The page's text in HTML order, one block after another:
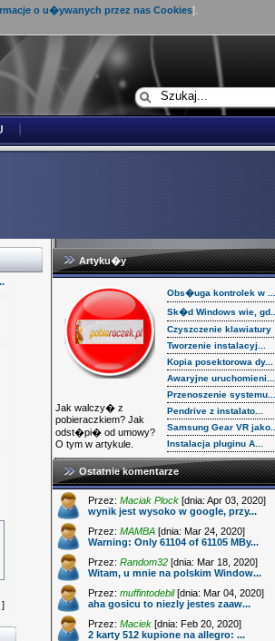
o u�ywanych przez nas Cookies].
]
Artyku�y
Jak walczy� z
pobieraczkiem? Jak
odst�pi� od umowy?
O tym w artykule.
Obs�uga kontrolek w ...
Sk�d Windows wie, gd...
Czyszczenie klawiatury
Tworzenie instalacyj...
Kopia posektorowa dy...
Awaryjne uruchomieni...
Przenoszenie systemu...
Pendrive z instalato...
Samsung Gear VR jako...
Instalacja pluginu A...
Ostatnie komentarze
Przez: Maciak Plock [dnia: Apr 03, 2020]
wynik jest wysoko w google, przy...
Przez: MAMBA [dnia: Mar 24, 2020]
Warning: Only 61104 of 61105 MBy...
Przez: Random32 [dnia: Mar 18, 2020]
Witam, u mnie na polskim Window...
Przez: muffintodebil[dnia: Mar 04, 2020]
aha gosicu to niezly jestes zaaw...
Przez: Maciek [dnia: Feb 20, 2020]
2 karty 512 kupione na allegro: ...